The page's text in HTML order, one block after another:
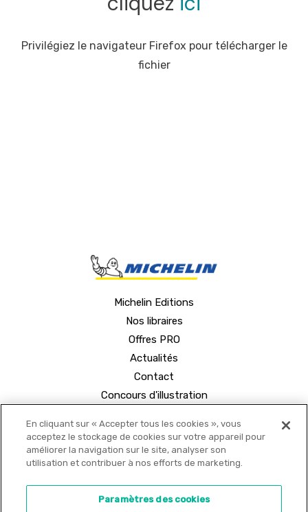
Privilégiez le navigateur Firefox pour télécharger le
fichier
Michelin Editions
Nos libraires
Offres PRO
Actualités
Contact
Concours d'illustration
En cliquant sur « Accepter tous les cookies », vous
acceptez le stockage de cookies sur votre appareil pour
améliorer la navigation sur le site, analyser son
utilisation et contribuer à nos efforts de marketing.
Paramètres des cookies